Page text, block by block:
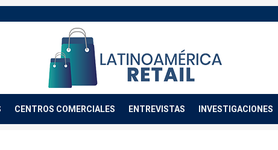
CENTROS COMERCIALES ENTREVISTAS INVESTIGACIONES